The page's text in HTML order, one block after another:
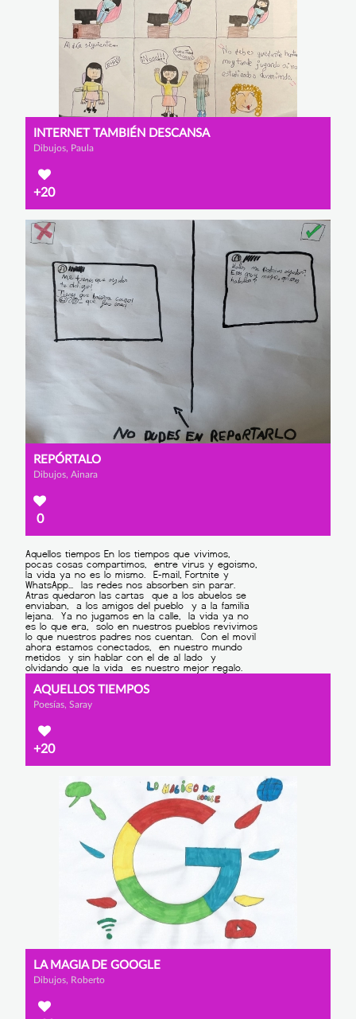
INTERNET TAMBIÉN DESCANSA
Dibujos, Paula
+20
REPÓRTALO
Dibujos, Ainara
0
AQUELLOS TIEMPOS
Poesías, Saray
+20
LA MAGIA DE GOOGLE
Dibujos, Roberto